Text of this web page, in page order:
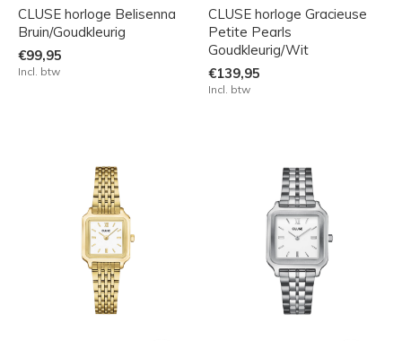
CLUSE horloge Belisenna
Bruin/Goudkleurig
€99,95
Incl. btw
CLUSE horloge Gracieuse
Petite Pearls
Goudkleurig/Wit
€139,95
Incl. btw